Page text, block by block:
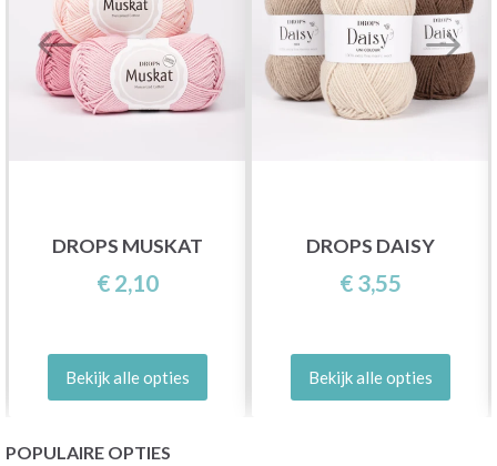
DROPS MUSKAT
€ 2,10
Bekijk alle opties
DROPS DAISY
€ 3,55
Bekijk alle opties
POPULAIRE OPTIES